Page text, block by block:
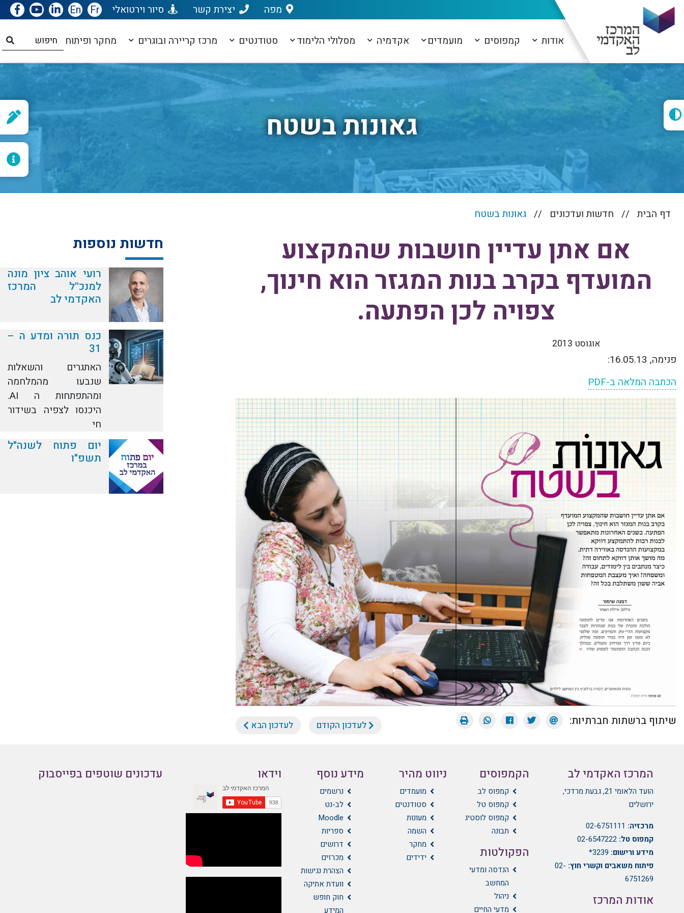
מפה יצירת קשר סיור וירטואלי Fr
En
אודות קמפוסים מועמדים אקדמיה מסלולי הלימוד סטודנטים מרכז קריירה ובוגרים מחקר ופיתוח
גאונות בשטח
דף הבית חדשות ועדכונים גאונות בשטח
אם אתן עדיין חושבות שהמקצוע
המועדף בקרב בנות המגזר הוא חינוך,
צפויה לכן הפתעה.
אוגוסט 2013
פנימה, 16.05.13:
הכתבה המלאה ב-PDF
שיתוף ברשתות חברתיות: לעדכון הקודם לעדכון הבא
חדשות נוספות
רועי אוהב ציון מונה
למנכ''ל המרכז
האקדמי לב
כנס תורה ומדע ה –
31
האתגרים והשאלות
שנבעו מהמלחמה
ומהתפתחות ה AI.
היכנסו לצפיה בשידור
חי
יום פתוח לשנה"ל
תשפ"ו
המרכז האקדמי לב
הועד הלאומי 21, גבעת מרדכי,
ירושלים
מרכזיה: 02-6751111
קמפוס טל: 02-6547222
מידע ורישום: 3239*
פיתוח משאבים וקשרי חוץ: 02-
6751269
אודות המרכז
הקמפוסים
קמפוס לב
קמפוס טל
קמפוס לוסטיג
תבונה
הפקולטות
הנדסה ומדעי
המחשב
ניהול
מדעי החיים
ניווט מהיר
מועמדים
סטודנטים
מעונות
השמה
מחקר
ידידים
מידע נוסף
נרשמים
לב-נט
Moodle
ספריות
דרושים
מכרזים
הצהרת נגישות
וועדת אתיקה
חוק חופש
המידע
וידאו עדכונים שוטפים בפייסבוק